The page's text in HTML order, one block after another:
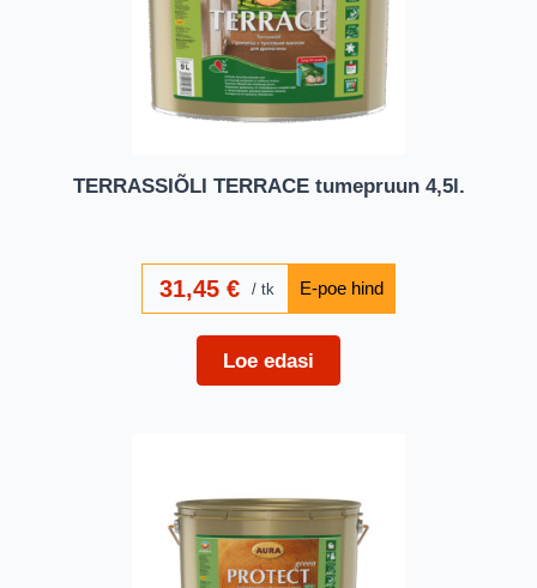
TERRASSIÕLI TERRACE tumepruun 4,5l.
31,45 € tk
Loe edasi